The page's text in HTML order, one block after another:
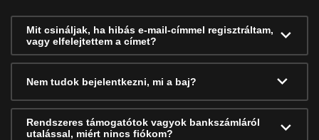
Mit csináljak, ha hibás e-mail-címmel regisztráltam,
vagy elfelejtettem a címet?
Nem tudok bejelentkezni, mi a baj?
Rendszeres támogatótok vagyok bankszámláról
utalással, miért nincs fiókom?